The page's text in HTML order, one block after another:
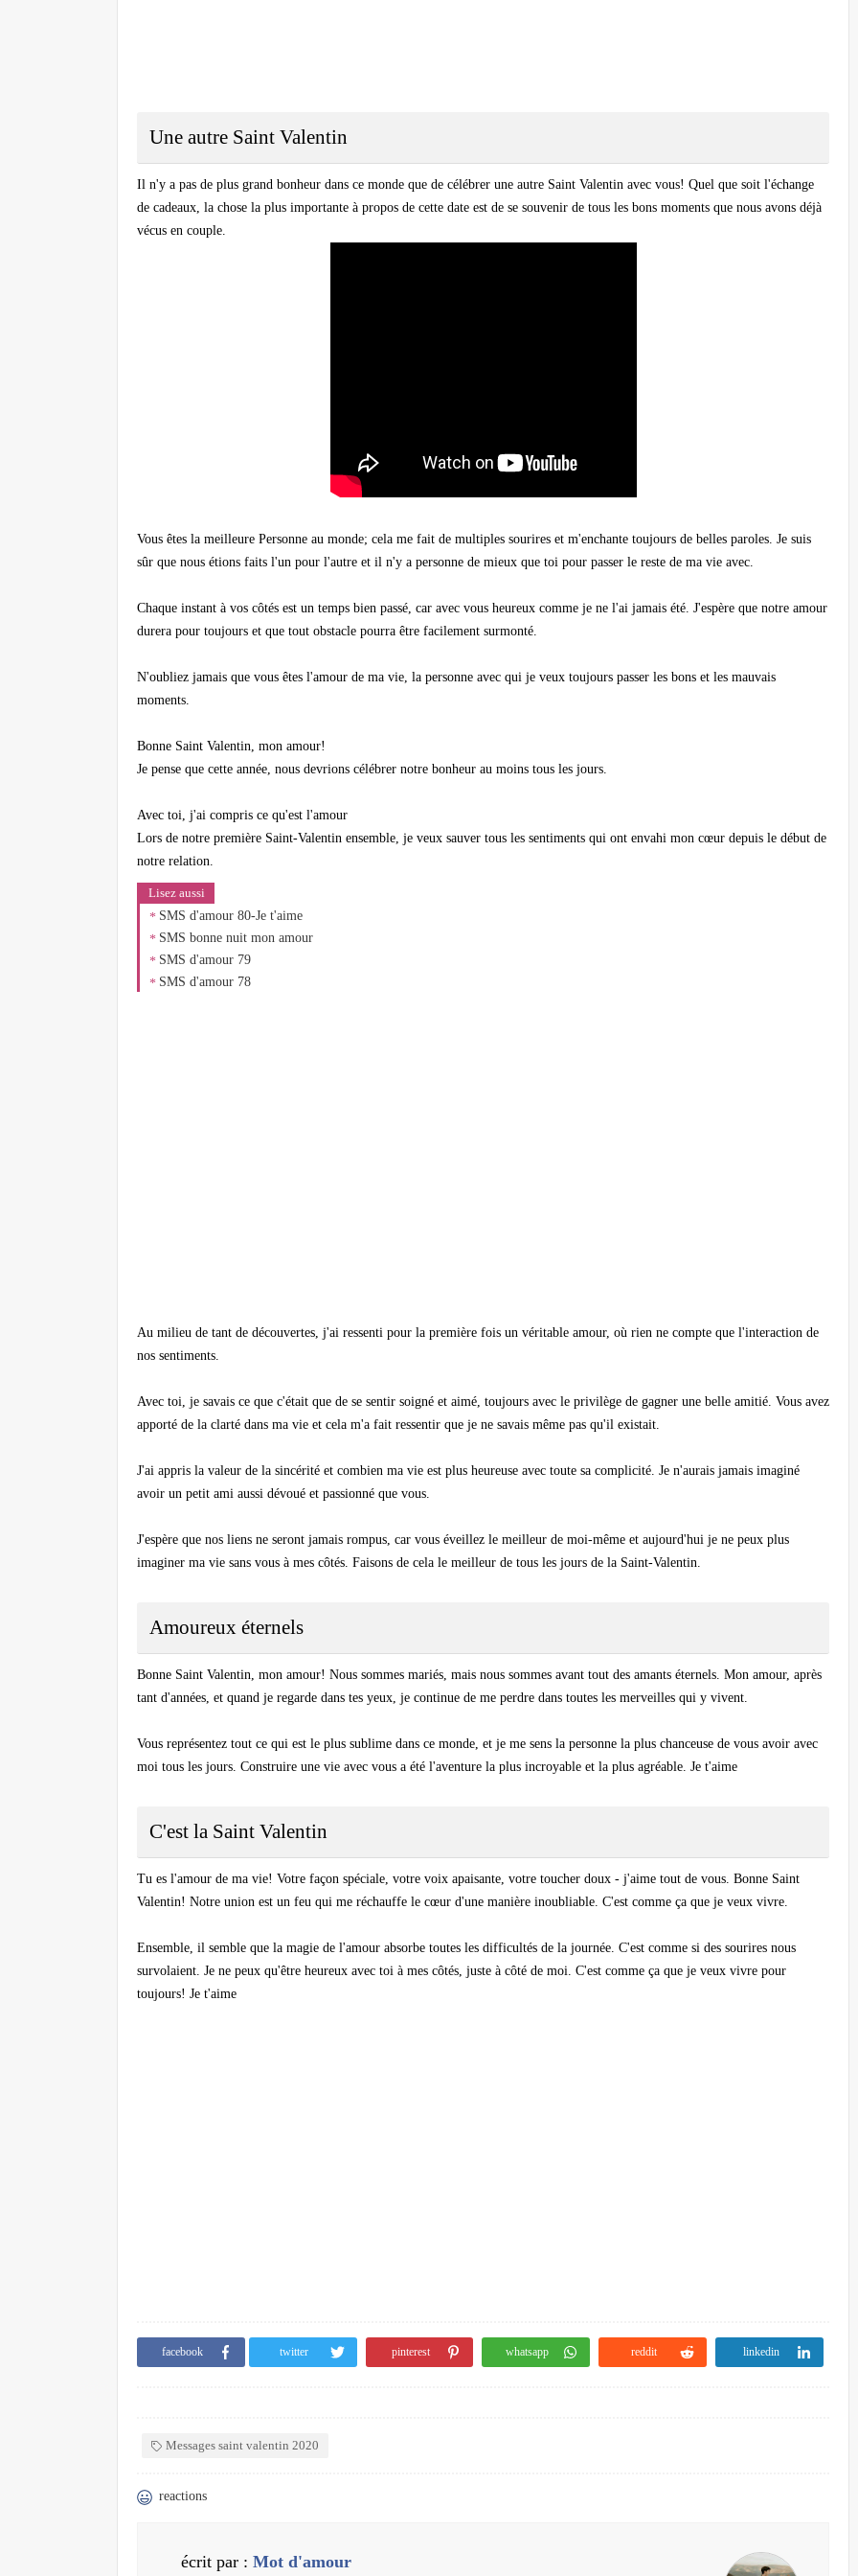
Une autre Saint Valentin
Il n'y a pas de plus grand bonheur dans ce monde que de célébrer une autre Saint Valentin avec vous! Quel que soit l'échange
de cadeaux, la chose la plus importante à propos de cette date est de se souvenir de tous les bons moments que nous avons déjà
vécus en couple.
Vous êtes la meilleure Personne au monde; cela me fait de multiples sourires et m'enchante toujours de belles paroles. Je suis
sûr que nous étions faits l'un pour l'autre et il n'y a personne de mieux que toi pour passer le reste de ma vie avec.
Chaque instant à vos côtés est un temps bien passé, car avec vous heureux comme je ne l'ai jamais été. J'espère que notre amour
durera pour toujours et que tout obstacle pourra être facilement surmonté.
N'oubliez jamais que vous êtes l'amour de ma vie, la personne avec qui je veux toujours passer les bons et les mauvais
moments.
Bonne Saint Valentin, mon amour!
Je pense que cette année, nous devrions célébrer notre bonheur au moins tous les jours.
Avec toi, j'ai compris ce qu'est l'amour
Lors de notre première Saint-Valentin ensemble, je veux sauver tous les sentiments qui ont envahi mon cœur depuis le début de
notre relation.
Lisez aussi
SMS d'amour 80-Je t'aime
SMS bonne nuit mon amour
SMS d'amour 79
SMS d'amour 78
Au milieu de tant de découvertes, j'ai ressenti pour la première fois un véritable amour, où rien ne compte que l'interaction de
nos sentiments.
Avec toi, je savais ce que c'était que de se sentir soigné et aimé, toujours avec le privilège de gagner une belle amitié. Vous avez
apporté de la clarté dans ma vie et cela m'a fait ressentir que je ne savais même pas qu'il existait.
J'ai appris la valeur de la sincérité et combien ma vie est plus heureuse avec toute sa complicité. Je n'aurais jamais imaginé
avoir un petit ami aussi dévoué et passionné que vous.
J'espère que nos liens ne seront jamais rompus, car vous éveillez le meilleur de moi-même et aujourd'hui je ne peux plus
imaginer ma vie sans vous à mes côtés. Faisons de cela le meilleur de tous les jours de la Saint-Valentin.
Amoureux éternels
Bonne Saint Valentin, mon amour! Nous sommes mariés, mais nous sommes avant tout des amants éternels. Mon amour, après
tant d'années, et quand je regarde dans tes yeux, je continue de me perdre dans toutes les merveilles qui y vivent.
Vous représentez tout ce qui est le plus sublime dans ce monde, et je me sens la personne la plus chanceuse de vous avoir avec
moi tous les jours. Construire une vie avec vous a été l'aventure la plus incroyable et la plus agréable. Je t'aime
C'est la Saint Valentin
Tu es l'amour de ma vie! Votre façon spéciale, votre voix apaisante, votre toucher doux - j'aime tout de vous. Bonne Saint
Valentin! Notre union est un feu qui me réchauffe le cœur d'une manière inoubliable. C'est comme ça que je veux vivre.
Ensemble, il semble que la magie de l'amour absorbe toutes les difficultés de la journée. C'est comme si des sourires nous
survolaient. Je ne peux qu'être heureux avec toi à mes côtés, juste à côté de moi. C'est comme ça que je veux vivre pour
toujours! Je t'aime
facebook twitter pinterest whatsapp reddit linkedin
Messages saint valentin 2020
reactions
écrit par : Mot d'amour